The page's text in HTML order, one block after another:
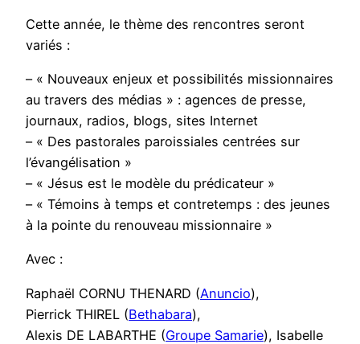
Cette année, le thème des rencontres seront
variés :
– « Nouveaux enjeux et possibilités missionnaires
au travers des médias » : agences de presse,
journaux, radios, blogs, sites Internet
– « Des pastorales paroissiales centrées sur
l’évangélisation »
– « Jésus est le modèle du prédicateur »
– « Témoins à temps et contretemps : des jeunes
à la pointe du renouveau missionnaire »
Avec :
Raphaël CORNU THENARD (Anuncio),
Pierrick THIREL (Bethabara),
Alexis DE LABARTHE (Groupe Samarie), Isabelle